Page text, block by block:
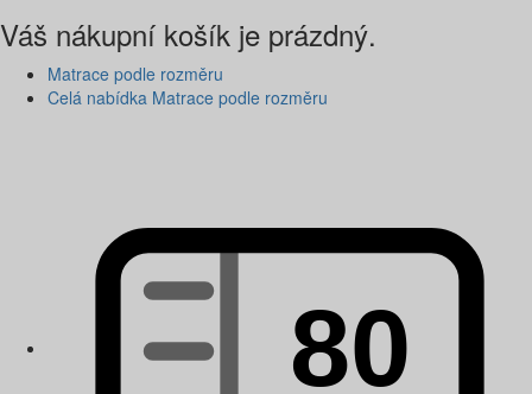
Váš nákupní košík je prázdný.
Matrace podle rozměru
Celá nabídka Matrace podle rozměru